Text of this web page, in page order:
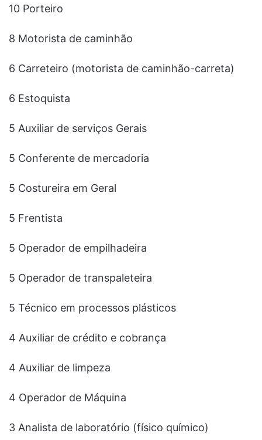
10 Porteiro
8 Motorista de caminhão
6 Carreteiro (motorista de caminhão-carreta)
6 Estoquista
5 Auxiliar de serviços Gerais
5 Conferente de mercadoria
5 Costureira em Geral
5 Frentista
5 Operador de empilhadeira
5 Operador de transpaleteira
5 Técnico em processos plásticos
4 Auxiliar de crédito e cobrança
4 Auxiliar de limpeza
4 Operador de Máquina
3 Analista de laboratório (físico químico)